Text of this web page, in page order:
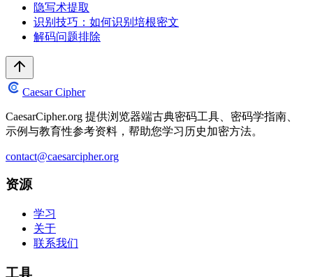
隐写术提取
识别技巧：如何识别培根密文
解码问题排除
Caesar Cipher
CaesarCipher.org 提供浏览器端古典密码工具、密码学指南、
示例与教育性参考资料，帮助您学习历史加密方法。
contact@caesarcipher.org
资源
学习
关于
联系我们
工具